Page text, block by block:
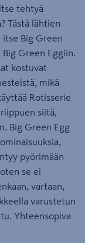
tehtyä
Tästä lähtien
Big Green
Green Eggiin.
kostuvat
mikä
Rotisserie
siitä,
Big Green Egg
pyörimään
se ei
vartaan,
varustetun
Yhteensopiva